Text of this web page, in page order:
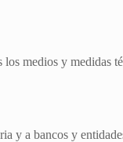
medios y medidas
y a bancos y